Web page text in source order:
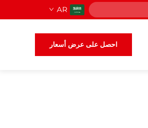
AR
احصل على عرض أسعار